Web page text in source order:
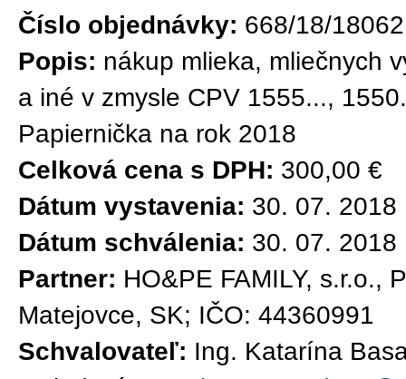
Číslo objednávky: 668/18/18062
Popis: nákup mlieka, mliečnych
a iné v zmysle CPV 1555...,
Papiernička na rok 2018
Celková cena s DPH: 300,00 €
Dátum vystavenia: 30. 07. 2018
Dátum schválenia: 30. 07. 2018
Partner: HO&PE FAMILY, s.r.o.,
Matejovce, SK; IČO: 44360991
Schvalovateľ: Ing. Katarína